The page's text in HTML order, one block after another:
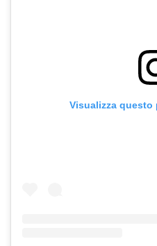
Visualizza questo